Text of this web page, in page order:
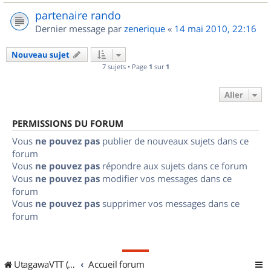
partenaire rando
Dernier message par zenerique « 14 mai 2010, 22:16
Nouveau sujet
7 sujets • Page 1 sur 1
Aller
PERMISSIONS DU FORUM
Vous ne pouvez pas publier de nouveaux sujets dans ce
forum
Vous ne pouvez pas répondre aux sujets dans ce forum
Vous ne pouvez pas modifier vos messages dans ce
forum
Vous ne pouvez pas supprimer vos messages dans ce
forum
UtagawaVTT (Randos VTT et VTTAE avec traces GPS) Accueil forum